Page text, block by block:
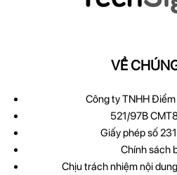
VỀ
Công ty TNHH
521/97B
Giấy phép số
Chính sách
Chịu trách nhiệm nội